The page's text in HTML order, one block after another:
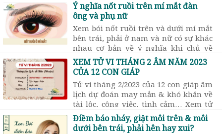
Tuổi nào xấu?
Ý nghĩa nốt ruồi trên mí mắt đàn
ông và phụ nữ
Xem bói nốt ruồi trên và dưới mí mắt
bên trái, phải ở nam và nữ có sự khác
nhau cơ bản về ý nghĩa khi chủ về
tính cách tự do và vận trình tình cảm
của một người.
XEM TỬ VI THÁNG 2 ÂM NĂM 2023
CỦA 12 CON GIÁP
Tử vi tháng 2/2023 của 12 con giáp âm
lịch dự đoán may mắn & khó khăn về
tài lộc, công việc, tình cảm… Xem tử
vi tháng 2 âm năm 2023 tuổi nào tốt?
Tuổi nào xấu?
Điềm báo nháy, giật môi trên & môi
dưới bên trái, phải hên hay xui?